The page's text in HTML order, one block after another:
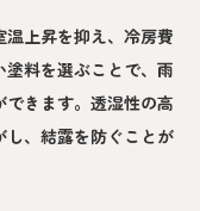
上昇を抑え、冷房費
料を選ぶことで、雨
きます。透湿性の高
、結露を防ぐことが